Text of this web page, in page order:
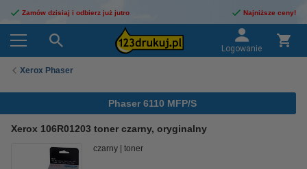
Zamów dzisiaj i odbierz już jutro Najniższe ceny!
Logowanie
Xerox Phaser
Phaser 6110 MFP/S
Xerox 106R01203 toner czarny, oryginalny
czarny toner